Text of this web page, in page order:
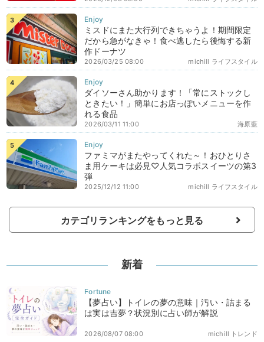
ミスドにまた大行列できちゃうよ！期間限定
だから急がなきゃ！食べ逃したら後悔する新
作ドーナツ
michill ライフスタイル
2026/03/25 08:00
ダイソーさん助かります！「常にストックし
ときたい！」簡単にお店っぽいメニューを作
れる食品
海原藍
2026/03/11 11:00
ファミマがまたやってくれた～！おひとりさ
ま用ケーキは必見♡人気コラボスイーツの第3
弾
michill ライフスタイル
2025/12/12 11:00
カテゴリランキングをもっと見る
新着
【夢占い】トイレの夢の意味｜汚い・詰まる
は実は吉夢？状況別に占い師が解説
michill トレンド
2026/08/07 08:00